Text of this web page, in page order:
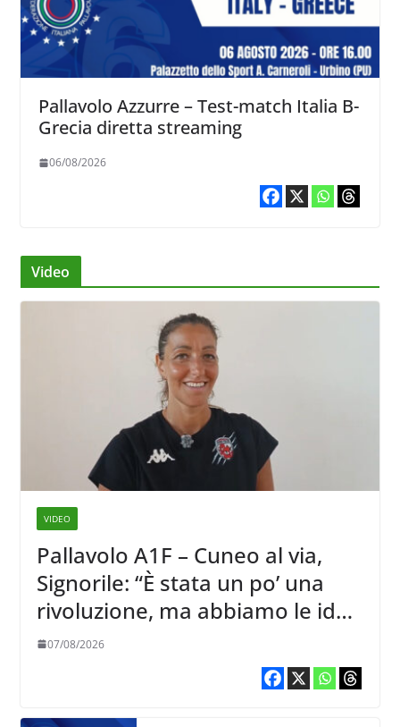
Pallavolo Azzurre – Test-match Italia B-
Grecia diretta streaming
06/08/2026
Video
VIDEO
Pallavolo A1F – Cuneo al via,
Signorile: “È stata un po’ una
rivoluzione, ma abbiamo le idee
chiare siu cosa vogliamo fare”
07/08/2026